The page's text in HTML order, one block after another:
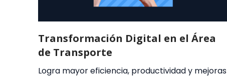
Transformación Digital en el Área
de Transporte
Logra mayor eficiencia, productividad y mejoras